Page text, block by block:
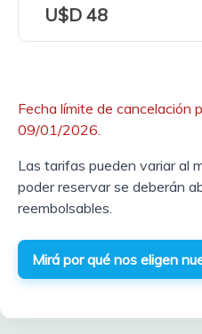
U$D 48
Fecha límite de cancelación
09/01/2026.
Las tarifas pueden variar al
poder reservar se deberán
reembolsables.
Mirá por qué nos eligen